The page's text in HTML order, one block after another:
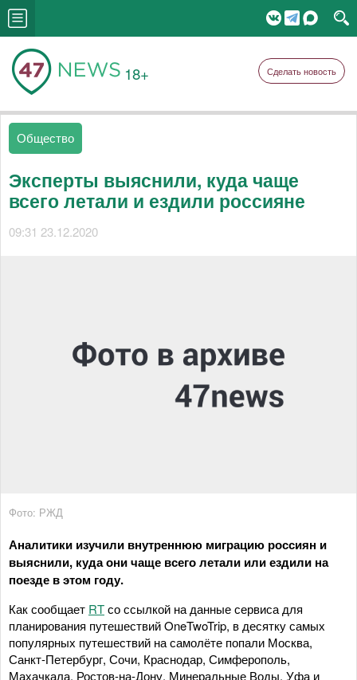
18+ Сделать новость
Общество
Эксперты выяснили, куда чаще
всего летали и ездили россияне
09:31 23.12.2020
Фото: РЖД
Аналитики изучили внутреннюю миграцию россиян и
выяснили, куда они чаще всего летали или ездили на
поезде в этом году.
Как сообщает RTсо ссылкой на данные сервиса для
планирования путешествий OneTwoTrip, в десятку самых
популярных путешествий на самолёте попали Москва,
Санкт-Петербург, Сочи, Краснодар, Симферополь,
Махачкала, Ростов-на-Дону, Минеральные Воды, Уфа и